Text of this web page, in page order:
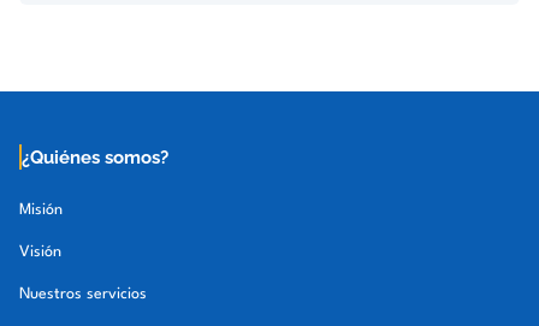
¿Quiénes somos?
Misión
Visión
Nuestros servicios